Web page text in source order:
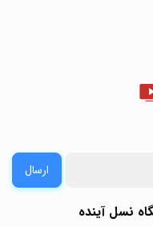
ارسال
نسل آینده